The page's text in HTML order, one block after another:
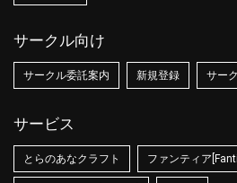
サークル向け
サークル委託案内 新規登録 サー
サービス
とらのあなクラフト ファンティア